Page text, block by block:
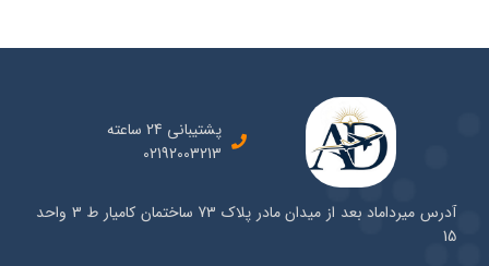
پشتیبانی 24 ساعته
02192003213
آدرس میرداماد بعد از میدان مادر پلاک 73 ساختمان کامیار ط 3 واحد
15